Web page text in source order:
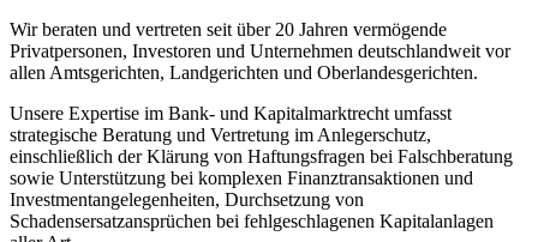
Wir beraten und vertreten seit über 20 Jahren vermögende
Privatpersonen, Investoren und Unternehmen deutschlandweit vor
allen Amtsgerichten, Landgerichten und Oberlandesgerichten.
Unsere Expertise im Bank- und Kapitalmarktrecht umfasst
strategische Beratung und Vertretung im Anlegerschutz,
einschließlich der Klärung von Haftungsfragen bei Falschberatung
sowie Unterstützung bei komplexen Finanztransaktionen und
Investmentangelegenheiten, Durchsetzung von
Schadensersatzansprüchen bei fehlgeschlagenen Kapitalanlagen